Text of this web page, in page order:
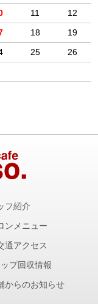
11
12
18
19
25
26
フ紹介
ンメニュー
通アクセス
プ回収情報
からのお知らせ